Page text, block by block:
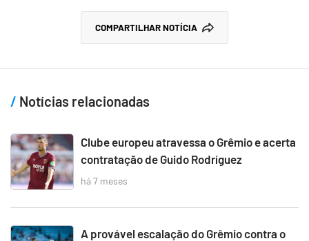
COMPARTILHAR NOTÍCIA
Notícias relacionadas
Clube europeu atravessa o Grêmio e acerta
contratação de Guido Rodríguez
há 7 meses
A provável escalação do Grêmio contra o